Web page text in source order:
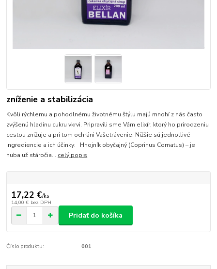
zníženie a stabilizácia
Kvôli rýchlemu a pohodlnému životnému štýlu majú mnohí z nás často
zvýšenú hladinu cukru vkrvi. Pripravili sme Vám elixír, ktorý ho prirodzeniu
cestou znižuje a pri tom ochráni Vašetrávenie. Nižšie sú jednotlivé
ingrediencie a ich účinky: Hnojník obyčajný (Coprinus Comatus) – je
huba už stáročia... celý popis
17,22 €/ks
14,00 € bez DPH
Pridať do košíka
Číslo produktu: 001